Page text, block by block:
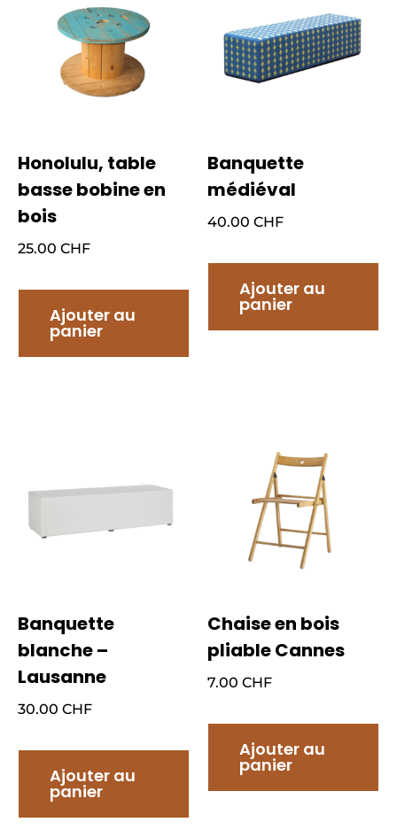
Honolulu, table
basse bobine en
bois
25.00 CHF
Ajouter au
panier
Banquette
médiéval
40.00 CHF
Ajouter au
panier
Banquette
blanche –
Lausanne
30.00 CHF
Ajouter au
panier
Chaise en bois
pliable Cannes
7.00 CHF
Ajouter au
panier